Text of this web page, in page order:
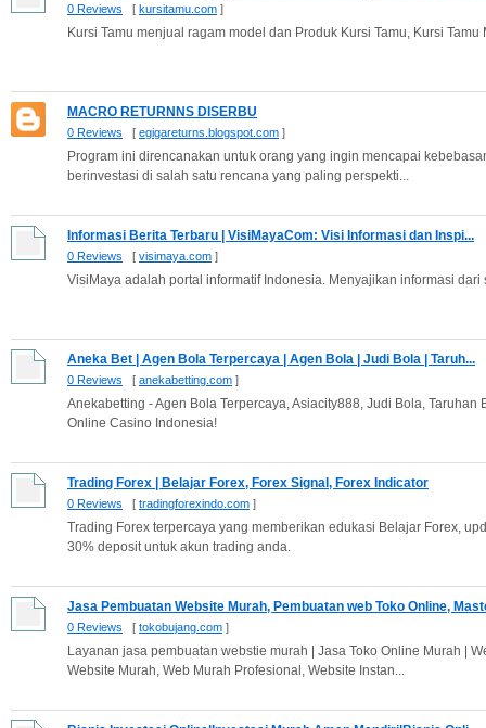
0 Reviews [ kursitamu.com ]
Kursi Tamu menjual ragam model dan Produk Kursi Tamu, Kursi
MACRO RETURNNS DISERBU
0 Reviews [ egigareturns.blogspot.com ]
Program ini direncanakan untuk orang yang ingin mencapai
berinvestasi di salah satu rencana yang paling perspekti...
Informasi Berita Terbaru | VisiMayaCom: Visi Informasi dan Inspi...
0 Reviews [ visimaya.com ]
VisiMaya adalah portal informatif Indonesia. Menyajikan informasi
Aneka Bet | Agen Bola Terpercaya | Agen Bola | Judi Bola | Taruh...
0 Reviews [ anekabetting.com ]
Anekabetting - Agen Bola Terpercaya, Asiacity888, Judi Bola, Taruhan
Online Casino Indonesia!
Trading Forex | Belajar Forex, Forex Signal, Forex Indicator
0 Reviews [ tradingforexindo.com ]
Trading Forex terpercaya yang memberikan edukasi Belajar Forex,
30% deposit untuk akun trading anda.
Jasa Pembuatan Website Murah, Pembuatan web Toko Online,
0 Reviews [ tokobujang.com ]
Layanan jasa pembuatan webstie murah | Jasa Toko Online Murah |
Website Murah, Web Murah Profesional, Website Instan...